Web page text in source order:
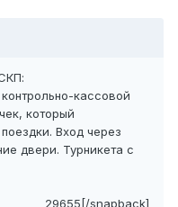
кассовой
который
Вход через
двери. Турникета с
29655[/snapback]